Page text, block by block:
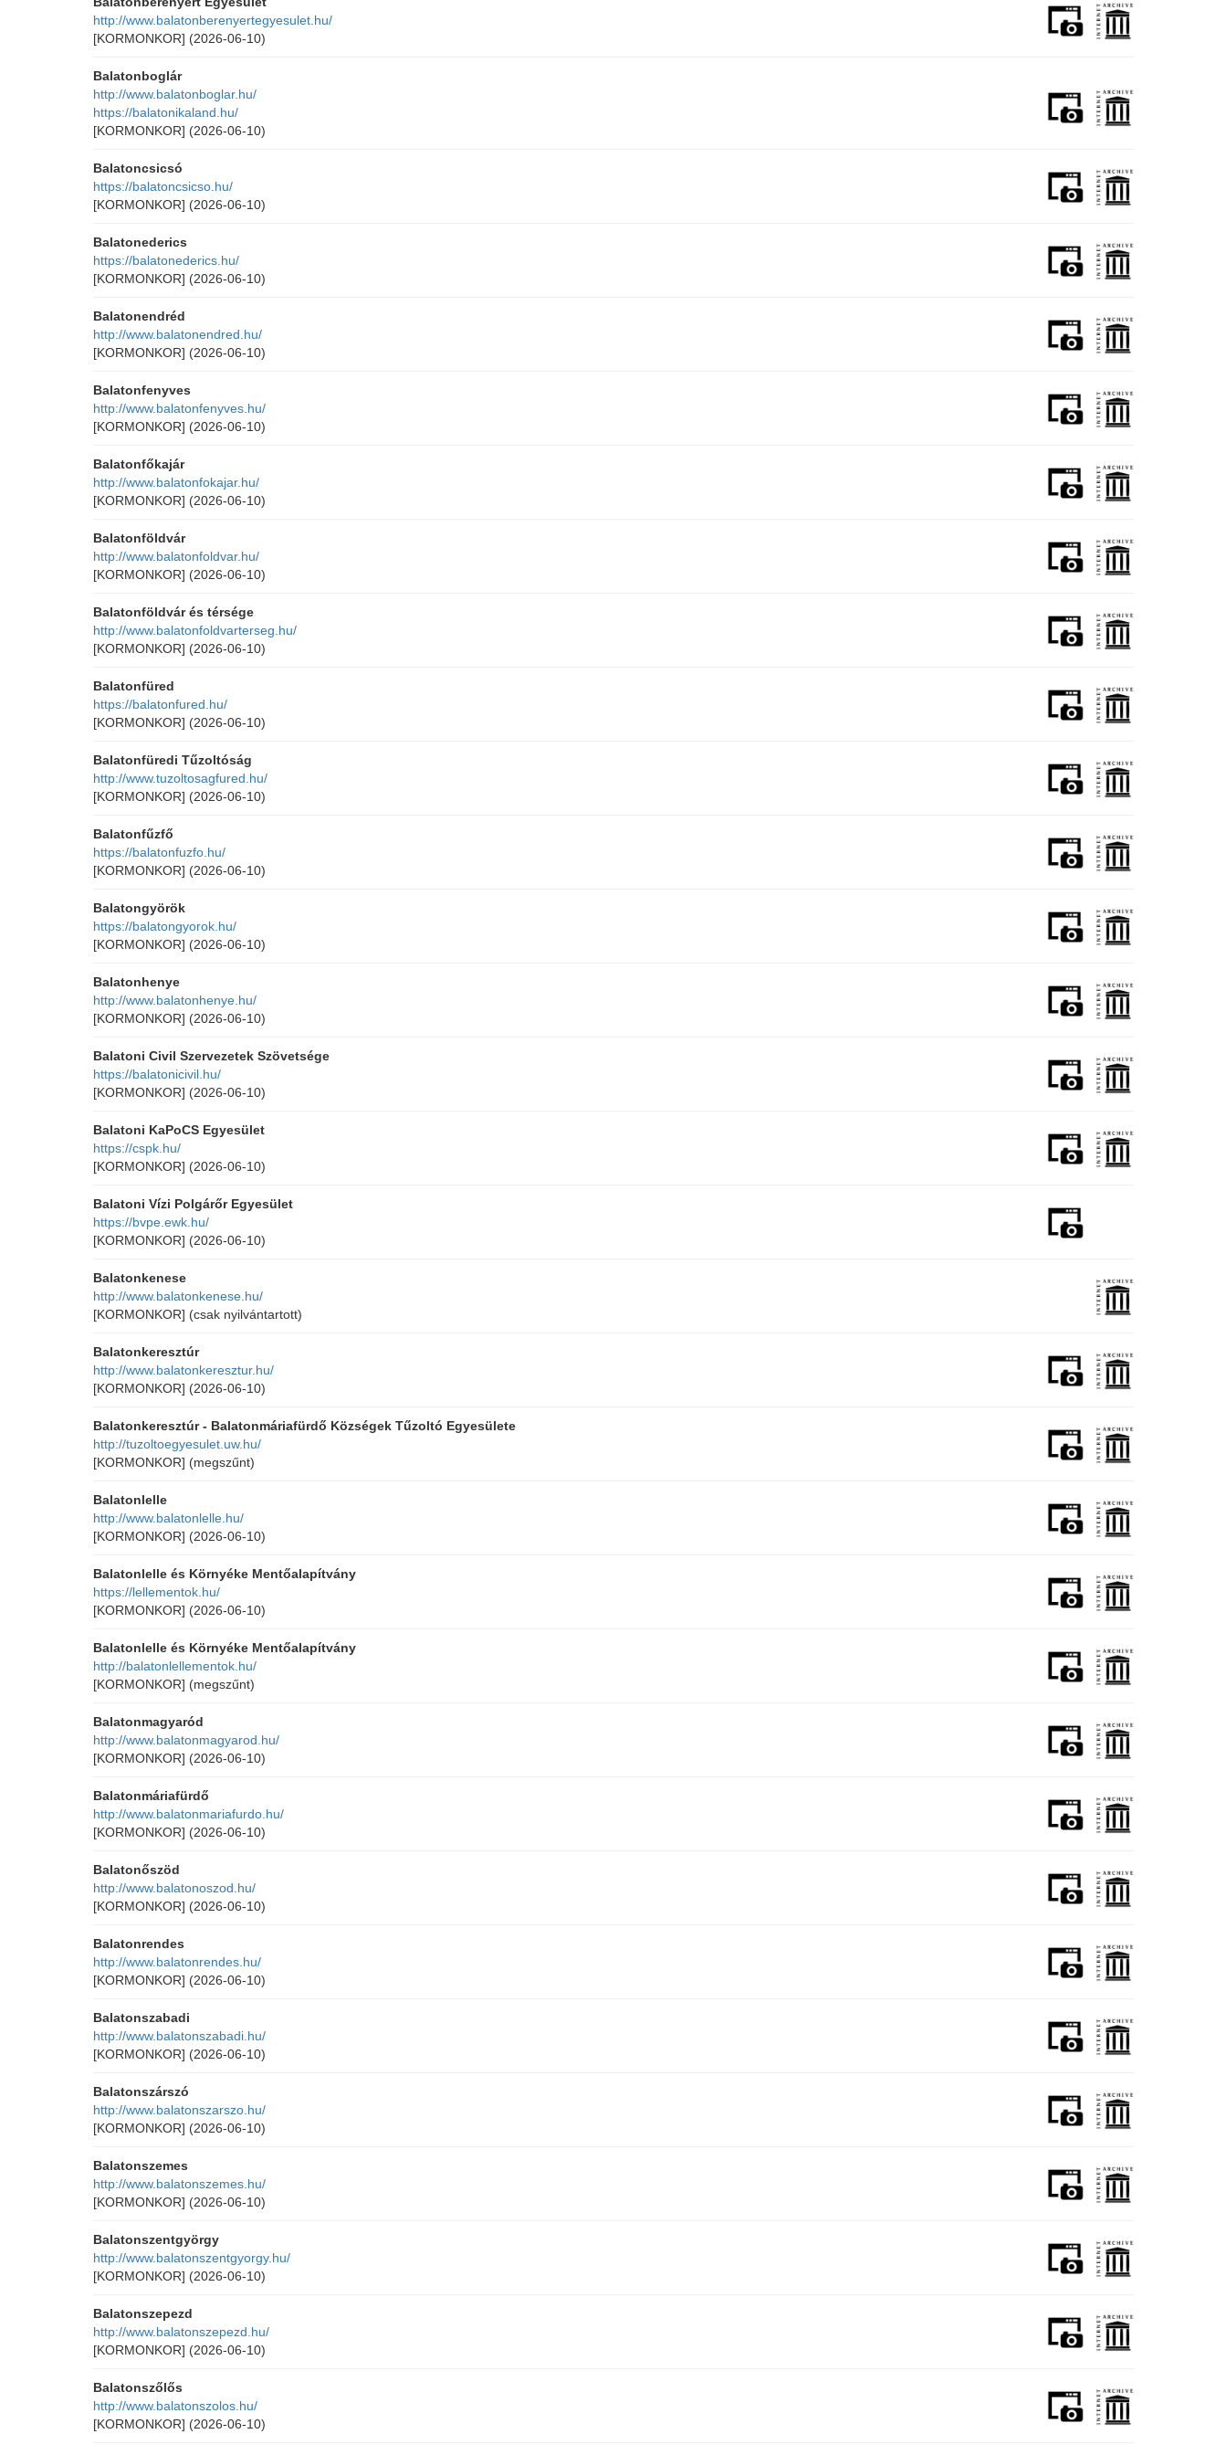
http://www.balatonberenyertegyesulet.hu/
[KORMONKOR] (2026-06-10)
Balatonboglár
http://www.balatonboglar.hu/
https://balatonikaland.hu/
[KORMONKOR] (2026-06-10)
Balatoncsicsó
https://balatoncsicso.hu/
[KORMONKOR] (2026-06-10)
Balatonederics
https://balatonederics.hu/
[KORMONKOR] (2026-06-10)
Balatonendréd
http://www.balatonendred.hu/
[KORMONKOR] (2026-06-10)
Balatonfenyves
http://www.balatonfenyves.hu/
[KORMONKOR] (2026-06-10)
Balatonfőkajár
http://www.balatonfokajar.hu/
[KORMONKOR] (2026-06-10)
Balatonföldvár
http://www.balatonfoldvar.hu/
[KORMONKOR] (2026-06-10)
Balatonföldvár és térsége
http://www.balatonfoldvarterseg.hu/
[KORMONKOR] (2026-06-10)
Balatonfüred
https://balatonfured.hu/
[KORMONKOR] (2026-06-10)
Balatonfüredi Tűzoltóság
http://www.tuzoltosagfured.hu/
[KORMONKOR] (2026-06-10)
Balatonfűzfő
https://balatonfuzfo.hu/
[KORMONKOR] (2026-06-10)
Balatongyörök
https://balatongyorok.hu/
[KORMONKOR] (2026-06-10)
Balatonhenye
http://www.balatonhenye.hu/
[KORMONKOR] (2026-06-10)
Balatoni Civil Szervezetek Szövetsége
https://balatonicivil.hu/
[KORMONKOR] (2026-06-10)
Balatoni KaPoCS Egyesület
https://cspk.hu/
[KORMONKOR] (2026-06-10)
Balatoni Vízi Polgárőr Egyesület
https://bvpe.ewk.hu/
[KORMONKOR] (2026-06-10)
Balatonkenese
http://www.balatonkenese.hu/
[KORMONKOR] (csak nyilvántartott)
Balatonkeresztúr
http://www.balatonkeresztur.hu/
[KORMONKOR] (2026-06-10)
Balatonkeresztúr - Balatonmáriafürdő Községek Tűzoltó Egyesülete
http://tuzoltoegyesulet.uw.hu/
[KORMONKOR] (megszűnt)
Balatonlelle
http://www.balatonlelle.hu/
[KORMONKOR] (2026-06-10)
Balatonlelle és Környéke Mentőalapítvány
https://lellementok.hu/
[KORMONKOR] (2026-06-10)
Balatonlelle és Környéke Mentőalapítvány
http://balatonlellementok.hu/
[KORMONKOR] (megszűnt)
Balatonmagyaród
http://www.balatonmagyarod.hu/
[KORMONKOR] (2026-06-10)
Balatonmáriafürdő
http://www.balatonmariafurdo.hu/
[KORMONKOR] (2026-06-10)
Balatonőszöd
http://www.balatonoszod.hu/
[KORMONKOR] (2026-06-10)
Balatonrendes
http://www.balatonrendes.hu/
[KORMONKOR] (2026-06-10)
Balatonszabadi
http://www.balatonszabadi.hu/
[KORMONKOR] (2026-06-10)
Balatonszárszó
http://www.balatonszarszo.hu/
[KORMONKOR] (2026-06-10)
Balatonszemes
http://www.balatonszemes.hu/
[KORMONKOR] (2026-06-10)
Balatonszentgyörgy
http://www.balatonszentgyorgy.hu/
[KORMONKOR] (2026-06-10)
Balatonszepezd
http://www.balatonszepezd.hu/
[KORMONKOR] (2026-06-10)
Balatonszőlős
http://www.balatonszolos.hu/
[KORMONKOR] (2026-06-10)